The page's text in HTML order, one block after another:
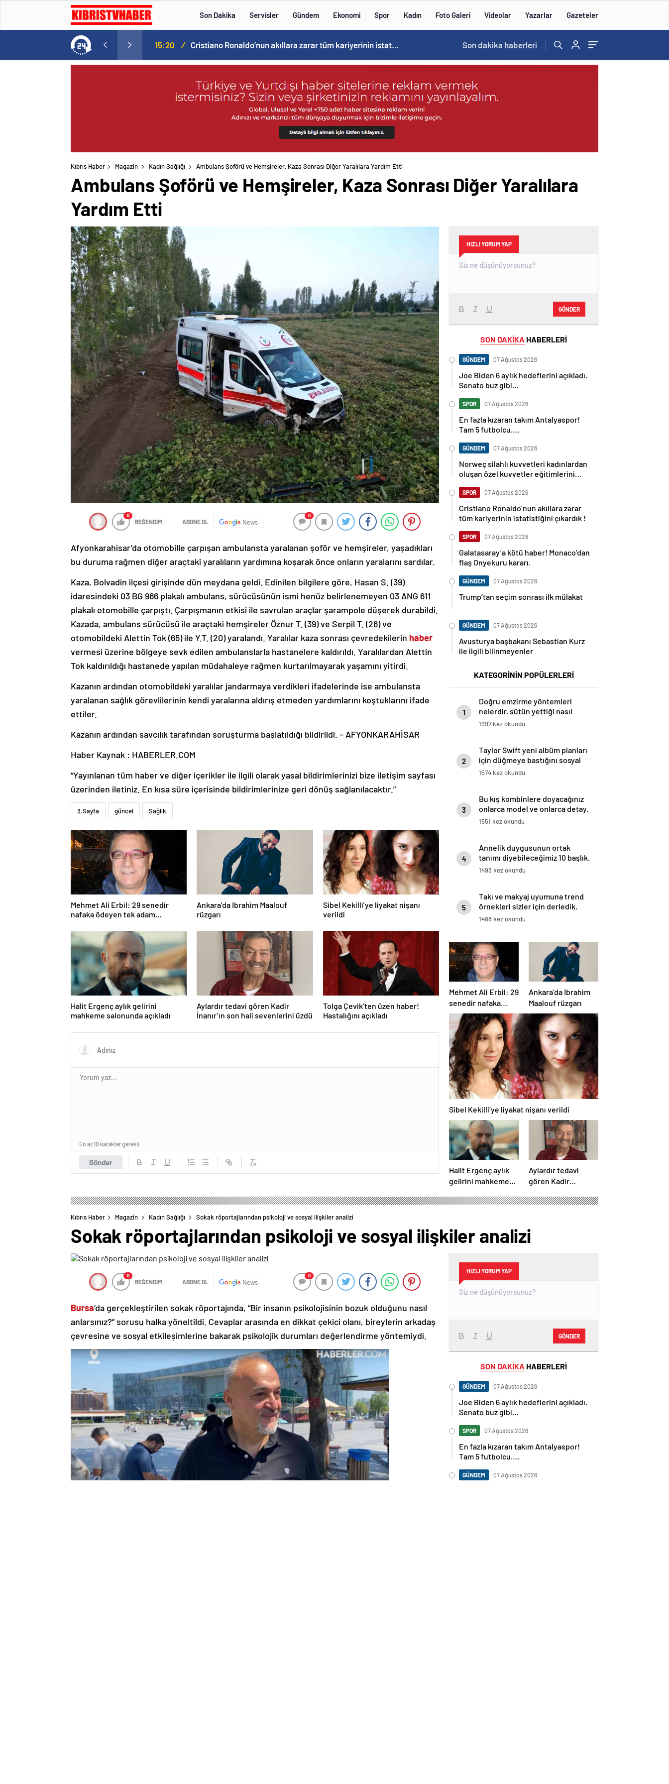
Son Dakika Servisler Gündem Ekonomi Spor Kadın Foto Galeri Videolar Yazarlar Gazeteler
Norweç silahlı kuvvetleri kadınlardan oluşan özel kuvvetler eğitimlerini başlattı. 15:20 / Cristiano Ronaldo’nun akıllara zarar tüm kariyerinin istatistiğini çıkardık ! 14:57 /
Son dakika haberleri
Kıbrıs Haber Magazin Kadın Sağlığı Ambulans Şoförü ve Hemşireler, Kaza Sonrası Diğer Yaralılara Yardım Etti
Ambulans Şoförü ve Hemşireler, Kaza Sonrası Diğer Yaralılara
Yardım Etti
0
BEĞENDİM ABONE OL News
0
Afyonkarahisar’da otomobille çarpışan ambulansta yaralanan şoför ve hemşireler, yaşadıkları
bu duruma rağmen diğer araçtaki yaralıların yardımına koşarak önce onların yaralarını sardılar.
Kaza, Bolvadin ilçesi girişinde dün meydana geldi. Edinilen bilgilere göre, Hasan S. (39)
idaresindeki 03 BG 966 plakalı ambulans, sürücüsünün ismi henüz belirlenemeyen 03 ANG 611
plakalı otomobille çarpıştı. Çarpışmanın etkisi ile savrulan araçlar şarampole düşerek durabildi.
Kazada, ambulans sürücüsü ile araçtaki hemşireler Öznur T. (39) ve Serpil T. (26) ve
otomobildeki Alettin Tok (65) ile Y.T. (20) yaralandı. Yaralılar kaza sonrası çevredekilerin haber
vermesi üzerine bölgeye sevk edilen ambulanslarla hastanelere kaldırıldı. Yaralılardan Alettin
Tok kaldırıldığı hastanede yapılan müdahaleye rağmen kurtarılmayarak yaşamını yitirdi.
Kazanın ardından otomobildeki yaralılar jandarmaya verdikleri ifadelerinde ise ambulansta
yaralanan sağlık görevlilerinin kendi yaralarına aldırış etmeden yardımlarını koştuklarını ifade
ettiler.
Kazanın ardından savcılık tarafından soruşturma başlatıldığı bildirildi. – AFYONKARAHİSAR
Haber Kaynak : HABERLER.COM
“Yayınlanan tüm haber ve diğer içerikler ile ilgili olarak yasal bildirimlerinizi bize iletişim sayfası
üzerinden iletiniz. En kısa süre içerisinde bildirimlerinize geri dönüş sağlanılacaktır.”
3.Sayfa güncel Sağlık
Mehmet Ali Erbil: 29 senedir
nafaka ödeyen tek adam
Ankara’da Ibrahim Maalouf
rüzgarı
Sibel Kekilli’ye liyakat nişanı
verildi
Halit Ergenç aylık gelirini
mahkeme salonunda açıkladı
Aylardır tedavi gören Kadir
İnanır’ın son hali sevenlerini üzdü
Tolga Çevik’ten üzen haber!
Hastalığını açıkladı
Gönder
En az 10 karakter gerekli
HIZLI YORUM YAP
GÖNDER
SON DAKİKA HABERLERİ
GÜNDEM 07 Ağustos 2026
Joe Biden 6 aylık hedeflerini açıkladı.
Senato buz gibi…
SPOR 07 Ağustos 2026
En fazla kızaran takım Antalyaspor!
Tam 5 futbolcu….
GÜNDEM 07 Ağustos 2026
Norweç silahlı kuvvetleri kadınlardan
oluşan özel kuvvetler eğitimlerini
SPOR 07 Ağustos 2026
Cristiano Ronaldo’nun akıllara zarar
tüm kariyerinin istatistiğini çıkardık !
SPOR 07 Ağustos 2026
Galatasaray’a kötü haber! Monaco’dan
flaş Onyekuru kararı.
GÜNDEM 07 Ağustos 2026
Trump’tan seçim sonrası ilk mülakat
GÜNDEM 07 Ağustos 2026
Avusturya başbakanı Sebastian Kurz
ile ilgili bilinmeyenler
KATEGORİNİN POPÜLERLERİ
1
Doğru emzirme yöntemleri
nelerdir, sütün yettiği nasıl
anlaşılır?
1997 kez okundu
2
Taylor Swift yeni albüm planları
için düğmeye bastığını sosyal
medyadan duyurdu!
1574 kez okundu
3
Bu kış kombinlere doyacağınız
onlarca model ve onlarca detay.
1551 kez okundu
4
Annelik duygusunun ortak
tanımı diyebileceğimiz 10 başlık.
1493 kez okundu
5
Takı ve makyaj uyumuna trend
örnekleri sizler için derledik.
1488 kez okundu
Mehmet Ali Erbil: 29
senedir nafaka
ödeyen tek adam
olabilirim
Ankara’da Ibrahim
Maalouf rüzgarı
Sibel Kekilli’ye liyakat nişanı verildi
Halit Ergenç aylık
gelirini mahkeme
Aylardır tedavi
gören Kadir
sevenlerini üzdü
Kıbrıs Haber Magazin Kadın Sağlığı Sokak röportajlarından psikoloji ve sosyal ilişkiler analizi
Sokak röportajlarından psikoloji ve sosyal ilişkiler analizi
0
BEĞENDİM ABONE OL News
0
Bursa‘da gerçekleştirilen sokak röportajında, “Bir insanın psikolojisinin bozuk olduğunu nasıl
anlarsınız?” sorusu halka yöneltildi. Cevaplar arasında en dikkat çekici olanı, bireylerin arkadaş
çevresine ve sosyal etkileşimlerine bakarak psikolojik durumları değerlendirme yöntemiydi.
HIZLI YORUM YAP
GÖNDER
SON DAKİKA HABERLERİ
GÜNDEM 07 Ağustos 2026
Joe Biden 6 aylık hedeflerini açıkladı.
Senato buz gibi…
SPOR 07 Ağustos 2026
En fazla kızaran takım Antalyaspor!
Tam 5 futbolcu….
GÜNDEM 07 Ağustos 2026